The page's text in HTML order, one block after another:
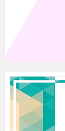
Чи є
Чи до
Яку
З яких
Для
лівому